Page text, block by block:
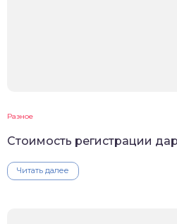
Разное
Стоимость регистрации
Читать далее